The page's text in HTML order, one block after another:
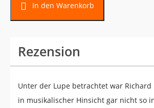
In den Warenkorb
Rezension
Unter der Lupe betrachtet war Richard
in musikalischer Hinsicht gar nicht so